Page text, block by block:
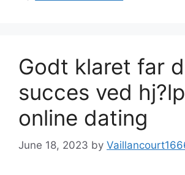
Godt klaret far
succes ved
online dating
June 18, 2023 by